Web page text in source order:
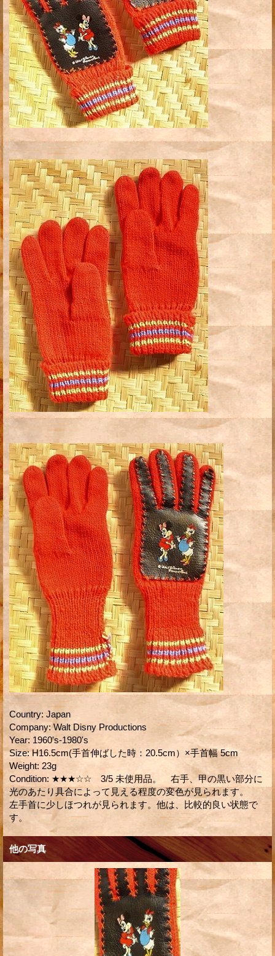
Country: Japan
Company: Walt Disny Productions
Year: 1960's-1980's
Size: H16.5cm(手首伸ばした時：20.5cm）×手首幅 5cm
Weight: 23g
Condition: ★★★☆☆ 3/5 未使用品。 右手、甲の黒い部分に
光のあたり具合によって見える程度の変色が見られます。
左手首に少しほつれが見られます。他は、比較的良い状態で
す。
他の写真